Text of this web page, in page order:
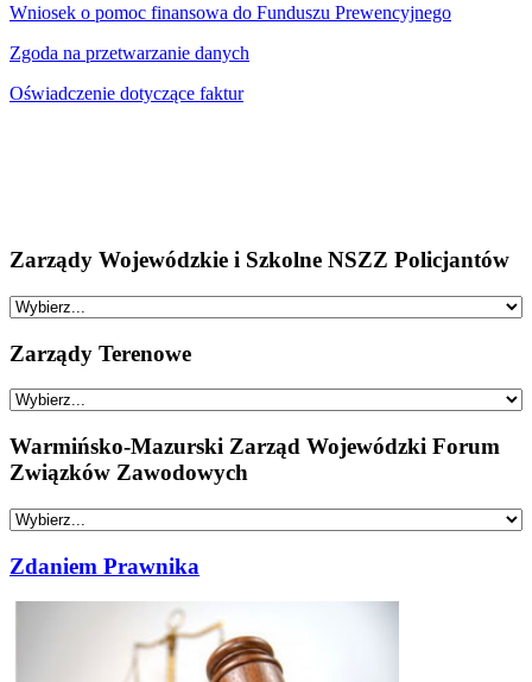
Wniosek o pomoc finansowa do Funduszu Prewencyjnego
Zgoda na przetwarzanie danych
Oświadczenie dotyczące faktur
Zarządy Wojewódzkie i Szkolne NSZZ Policjantów
Zarządy Terenowe
Warmińsko-Mazurski Zarząd Wojewódzki Forum
Związków Zawodowych
Zdaniem Prawnika